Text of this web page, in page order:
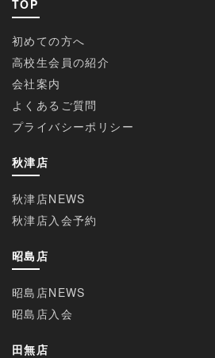
TOP
初めての方へ
高校生会員の紹介
会社案内
よくあるご質問
プライバシーポリシー
秋津店
秋津店NEWS
秋津店入会予約
昭島店
昭島店NEWS
昭島店入会
田無店